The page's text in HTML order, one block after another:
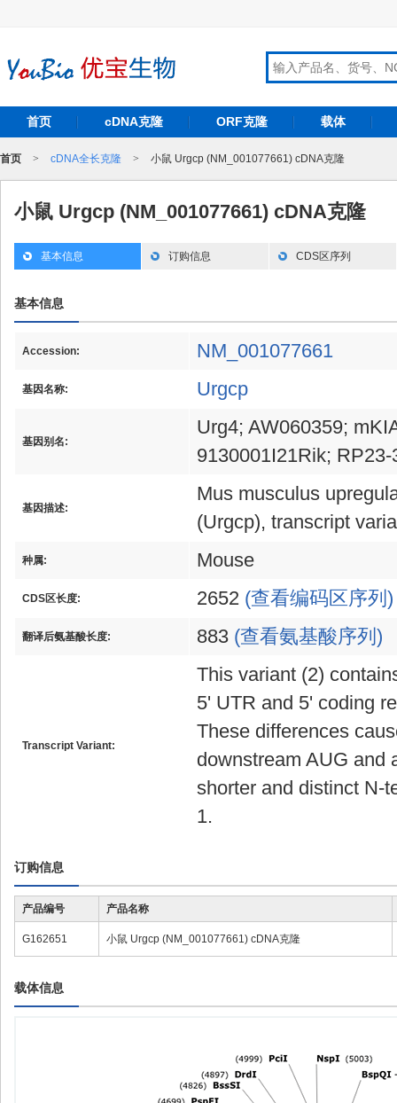
首页 cDNA克隆 ORF克隆 载体
首页 > cDNA全长克隆 > 小鼠 Urgcp (NM_001077661) cDNA克隆
小鼠 Urgcp (NM_001077661) cDNA克隆
基本信息 订购信息 CDS区序列
基本信息
Accession: NM_001077661
基因名称: Urgcp
基因别名:
Urg4; AW060359;
9130001I21Rik;
基因描述:
Mus musculus
(Urgcp), transcript
种属: Mouse
CDS区长度: 2652 (查看编码区序列)
翻译后氨基酸长度: 883 (查看氨基酸序列)
Transcript Variant:
This variant (2)
5' UTR and 5' coding
These differences
downstream AUG and
shorter and distinct N-
1.
订购信息
产品编号 产品名称
G162651 小鼠 Urgcp (NM_001077661) cDNA克隆
载体信息